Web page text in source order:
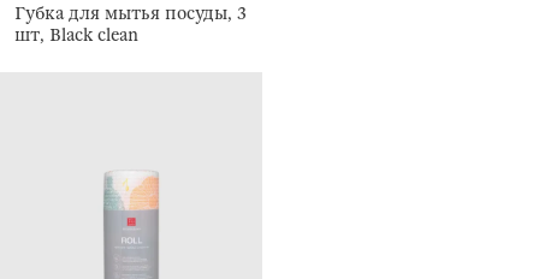
Губка для мытья посуды, 3
шт, Black clean